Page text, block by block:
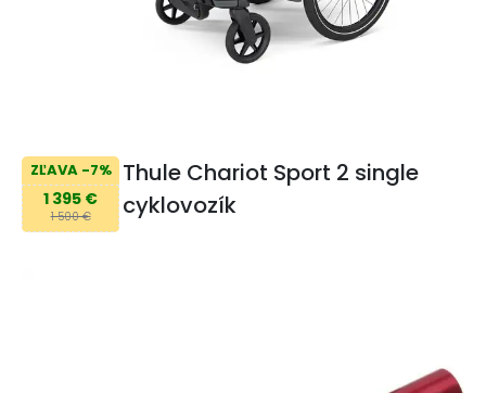
ZĽAVA -7%
1 395 €
1 500 €
Thule Chariot Sport 2 single
cyklovozík